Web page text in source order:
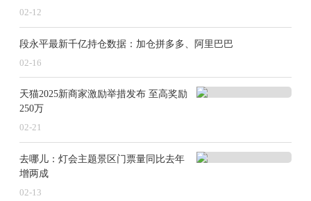
02-12
段永平最新千亿持仓数据：加仓拼多多、阿里巴巴
02-16
天猫2025新商家激励举措发布 至高奖励
250万
02-21
去哪儿：灯会主题景区门票量同比去年
增两成
02-13